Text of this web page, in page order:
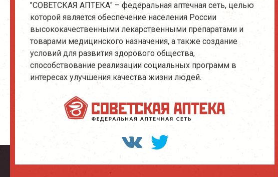
"СОВЕТСКАЯ АПТЕКА" – федеральная аптечная сеть, целью
которой является обеспечение населения России
высококачественными лекарственными препаратами и
товарами медицинского назначения, а также создание
условий для развития здорового общества,
способствование реализации социальных программ в
интересах улучшения качества жизни людей.